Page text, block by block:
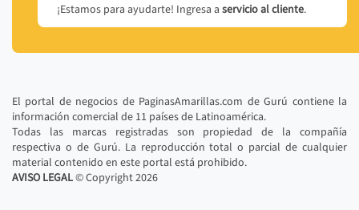
¡Estamos para ayudarte! Ingresa a servicio al cliente.
El portal de negocios de PaginasAmarillas.com de Gurú contiene la
información comercial de 11 países de Latinoamérica.
Todas las marcas registradas son propiedad de la compañía
respectiva o de Gurú. La reproducción total o parcial de cualquier
material contenido en este portal está prohibido.
AVISO LEGAL© Copyright2026